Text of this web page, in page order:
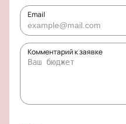
Email
Комментарий к заявке